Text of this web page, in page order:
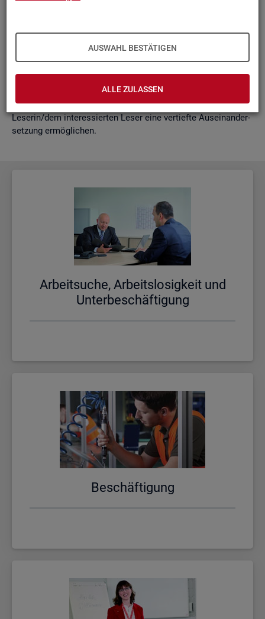
AUSWAHL BESTÄTIGEN
ALLE ZULASSEN
sam­men­ge­fasst. Damit ent­steht ein klei­nes Nach­schla­ge­
werk zu zen­tra­len Be­grif­fen und Fra­ge­stel­lun­gen der Ar­beits­
markt- und Grund­si­che­rungs­sta­tis­tik. Dabei wer­den diese Be­
grif­fe in kur­zer Form er­klärt und immer auch mit wei­ter­füh­
ren­den In­for­ma­ti­ons­quel­len ver­bun­den, die der in­ter­es­sier­ten
Le­se­rin/dem in­ter­es­sier­ten Leser eine ver­tief­te Aus­ein­an­der­
set­zung er­mög­li­chen.
Ar­beit­su­che, Ar­beits­lo­sig­keit und
Un­ter­be­schäf­ti­gung
Be­schäf­ti­gung